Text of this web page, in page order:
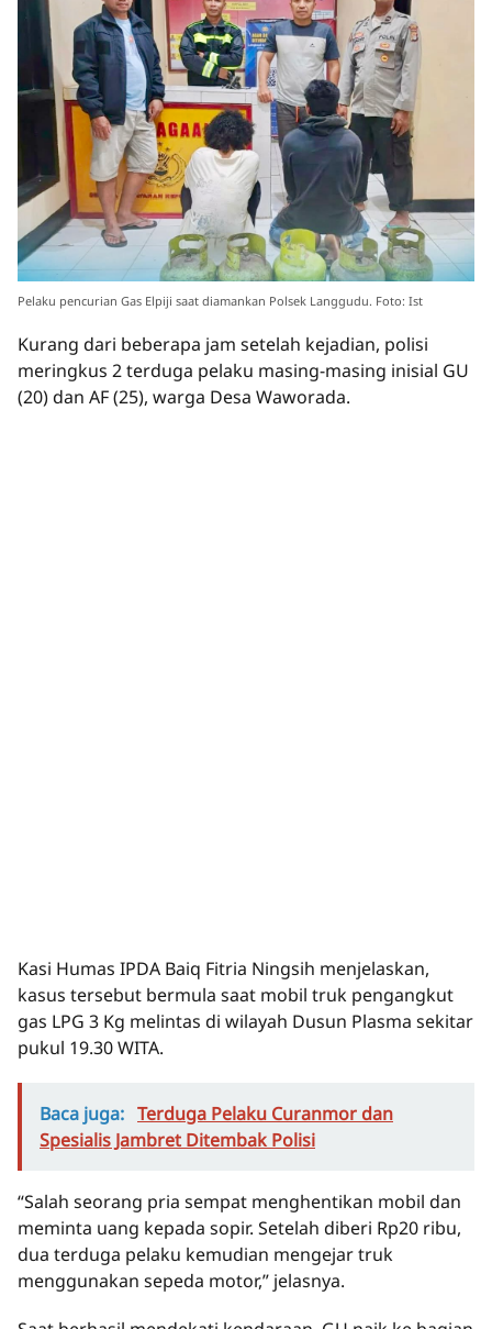
Pelaku pencurian Gas Elpiji saat diamankan Polsek Langgudu. Foto: Ist
Kurang dari beberapa jam setelah kejadian, polisi
meringkus 2 terduga pelaku masing-masing inisial GU
(20) dan AF (25), warga Desa Waworada.
Kasi Humas IPDA Baiq Fitria Ningsih menjelaskan,
kasus tersebut bermula saat mobil truk pengangkut
gas LPG 3 Kg melintas di wilayah Dusun Plasma sekitar
pukul 19.30 WITA.
Baca juga: Terduga Pelaku Curanmor dan
Spesialis Jambret Ditembak Polisi
“Salah seorang pria sempat menghentikan mobil dan
meminta uang kepada sopir. Setelah diberi Rp20 ribu,
dua terduga pelaku kemudian mengejar truk
menggunakan sepeda motor,” jelasnya.